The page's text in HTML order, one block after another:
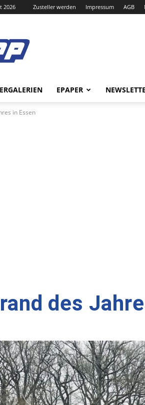
2026 Zusteller werden Impressum AGB
EPAPER
in Essen
des